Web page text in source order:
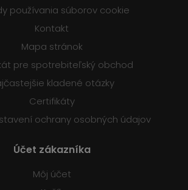
používania súborov cookie
Kontakt
Mapa stránok
pre spotrebiteľský obchod
kladené otázky
Certifikáty
ochrany osobných údajov
Účet zákazníka
Môj účet